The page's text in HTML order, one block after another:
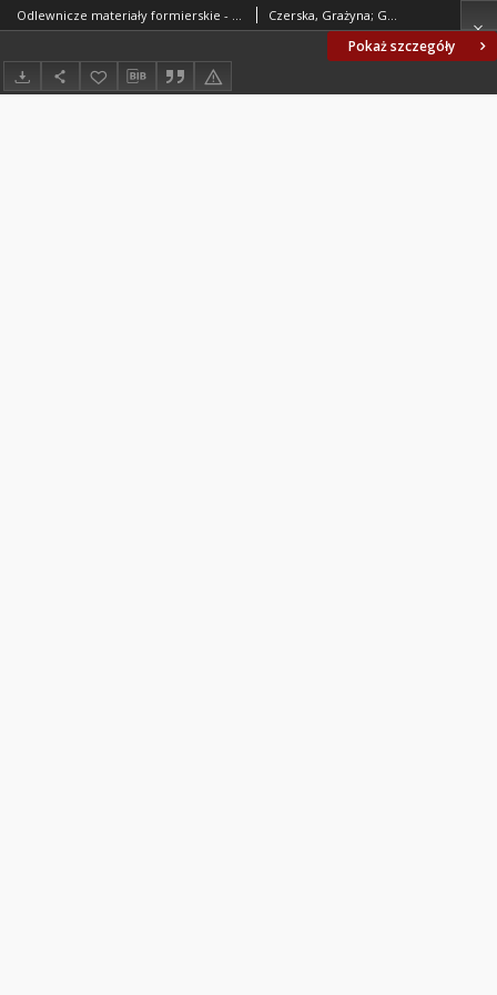
Pokaż szczegóły
Odlewnicze materiały formierskie - Kleje do form i rdzeni BN-83/4021-08 Czerska, Grażyna; Grodziński, Zygmunt; Pawłowska, Halina; Smoleń, Zygmunt; Instytut Odlewnictwa w Krakowie. Oprac.